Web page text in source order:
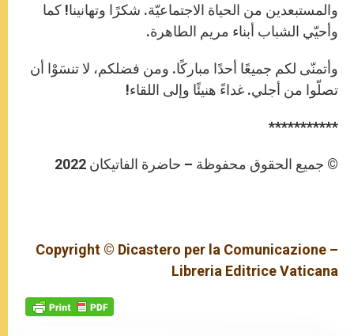
والمستبعدين من الحياة الاجتماعيّة. شكرًا وتهانينا! كما
وأحيّي الشباب أبناء مريم الطاهرة.
وأتمنّى لكم جميعًا أحدًا مباركًا. ومن فضلكم، لا تنسَوْا أن
تصلّوا من أجلي. غداءً هنيئًا وإلى اللقاء!
***********
© جميع الحقوق محفوظة – حاضرة الفاتيكان 2022
Copyright © Dicastero per la Comunicazione –
Libreria Editrice Vaticana